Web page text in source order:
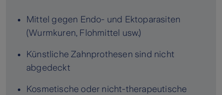
Mittel gegen Endo- und Ektoparasiten
(Wurmkuren, Flohmittel usw.)
Künstliche Zahnprothesen sind nicht
abgedeckt
Kosmetische oder nicht-therapeutische